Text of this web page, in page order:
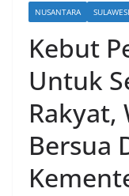
NUSANTARA
Kebut
Untuk
Rakyat,
Bersua